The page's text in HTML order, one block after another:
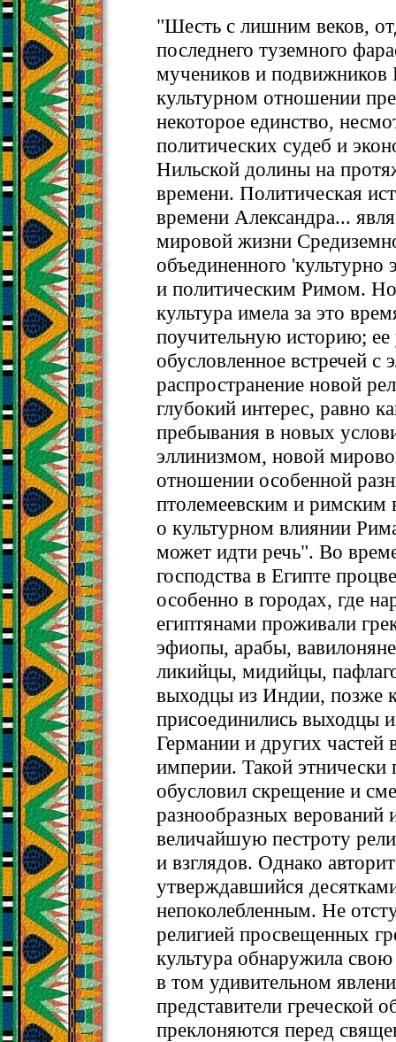
"Шесть с лишним веков,
последнего туземного
мучеников и подвижников
культурном отношении
некоторое единство,
политических судеб и
Нильской долины на
времени. Политическая
времени Александра...
мировой жизни
объединенного 'культурно
и политическим Римом. Но
культура имела за это
поучительную историю; ее
обусловленное встречей с
распространение новой
глубокий интерес, равно
пребывания в новых
эллинизмом, новой
отношении особенной
птолемеевским и римским
о культурном влиянии
может идти речь". Во
господства в Египте
особенно в городах, где
египтянами проживали
эфиопы, арабы,
ликийцы, мидийцы,
выходцы из Индии, позже
присоединились выходцы
Германии и других частей
империи. Такой этнически
обусловил скрещение и
разнообразных верований
величайшую пестроту
и взглядов. Однако
утверждавшийся
непоколебленным. Не
религией просвещенных
культура обнаружила
в том удивительном
представители греческой
преклоняются перед